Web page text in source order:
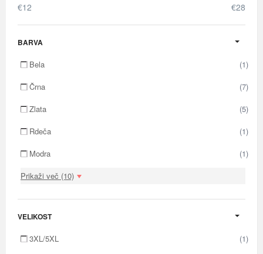
€12 €28
BARVA
Bela
(1)
Črna
(7)
Zlata
(5)
Rdeča
(1)
Modra
(1)
Prikaži več (10)
VELIKOST
3XL/5XL
(1)